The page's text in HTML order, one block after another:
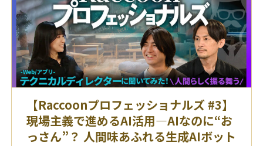
【Raccoonプロフェッショナルズ #3】
現場主義で進めるAI活用—AIなのに“お
っさん”？ 人間味あふれる生成AIボット